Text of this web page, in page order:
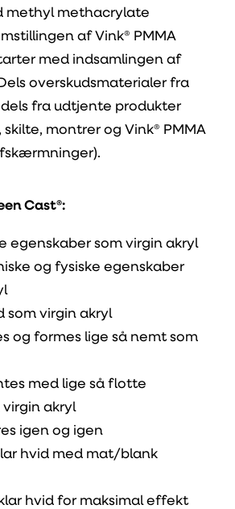
methyl methacrylate
af Vink® PMMA
med indsamlingen af
overskudsmaterialer fra
fra udtjente produkter
skilte, montrer og Vink® PMMA
Cast®:
egenskaber som virgin akryl
og fysiske egenskaber
som virgin akryl
og formes lige så nemt som
med lige så flotte
virgin akryl
igen og igen
hvid med mat/blank
hvid for maksimal effekt